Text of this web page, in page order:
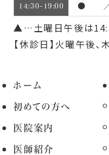
14:30~19:00 ●
▲…土曜日午後は
【休診日】火曜午後、
ホーム
初めての方へ
医院案内
医師紹介